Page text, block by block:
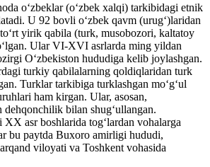
o‘zbeklar (o‘zbek xalqi) tarkibidagi etnik
U 92 bovli o‘zbek qavm (urug‘)laridan
yirik qabila (turk, musobozori, kaltatoy
Ular VI-XVI asrlarda ming yildan
O‘zbekiston hududiga kelib joylashgan.
turkiy qabilalarning qoldiqlaridan turk
Turklar tarkibiga turklashgan mo‘g‘ul
ham kirgan. Ular, asosan,
bilan shug‘ullangan.
asr boshlarida tog‘lardan vohalarga
bu paytda Buxoro amirligi hududi,
viloyati va Toshkent vohasida